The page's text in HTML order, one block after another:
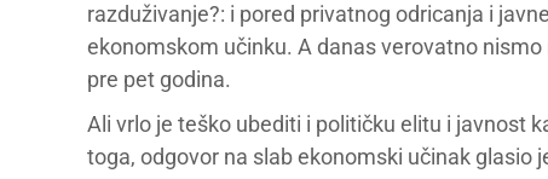
razduživanje?: i pored privatnog odricanja i
ekonomskom učinku. A danas verovatno
pre pet godina.
Ali vrlo je teško ubediti i političku elitu i javnost
toga, odgovor na slab ekonomski učinak glasio